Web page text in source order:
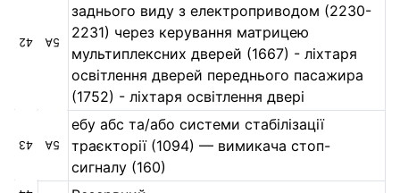
42 5А
заднього виду з електроприводом (2230-
2231) через керування матрицею
мультиплексних дверей (1667) - ліхтаря
освітлення дверей переднього пасажира
(1752) - ліхтаря освітлення двері
43 5А
ебу абс та/або системи стабілізації
траєкторії (1094) — вимикача стоп-
сигналу (160)